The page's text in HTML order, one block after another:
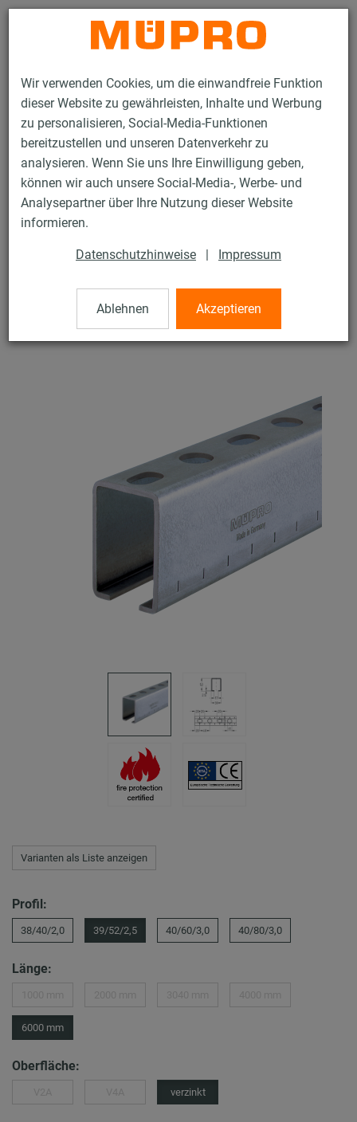
Wir verwenden Cookies, um die einwandfreie Funktion
dieser Website zu gewährleisten, Inhalte und Werbung
zu personalisieren, Social-Media-Funktionen
bereitzustellen und unseren Datenverkehr zu
analysieren. Wenn Sie uns Ihre Einwilligung geben,
können wir auch unsere Social-Media-, Werbe- und
Analysepartner über Ihre Nutzung dieser Website
informieren.
Datenschutzhinweise | Impressum
Ablehnen Akzeptieren
Kontakt
Produkte Brandschutz
Brandgeprüfte Befestigungen
Installationsschienen
MPC-Systemschienen
MPC-Systemschienen
MPC-Systemschiene 39/52, Länge: 6.000 mm, verzinkt
Varianten als Liste anzeigen
Profil:
38/40/2,0 39/52/2,5 40/60/3,0 40/80/3,0
Länge:
6000 mm
Oberfläche:
verzinkt